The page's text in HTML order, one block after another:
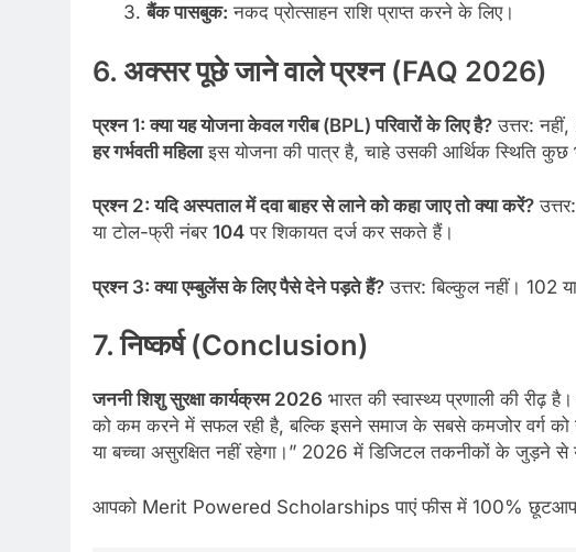
बैंक पासबुक: नकद प्रोत्साहन राशि प्राप्त करने के लिए।
6. अक्सर पूछे जाने वाले प्रश्न (FAQ 2026)
प्रश्न 1: क्या यह योजना केवल गरीब (BPL) परिवारों के लिए है? उत्तर:
हर गर्भवती महिलाइस योजना की पात्र है, चाहे उसकी आर्थिक स्थिति कुछ
प्रश्न 2: यदि अस्पताल में दवा बाहर से लाने को कहा जाए तो क्या करें?
या टोल-फ्री नंबर 104 पर शिकायत दर्ज कर सकते हैं।
प्रश्न 3: क्या एम्बुलेंस के लिए पैसे देने पड़ते हैं? उत्तर: बिल्कुल नहीं। 102
7. निष्कर्ष (Conclusion)
जननी शिशु सुरक्षा कार्यक्रम 2026 भारत की स्वास्थ्य प्रणाली की
को कम करने में सफल रही है, बल्कि इसने समाज के सबसे कमजोर वर्ग को
या बच्चा असुरक्षित नहीं रहेगा।” 2026 में डिजिटल तकनीकों के जुड़ने से
आपको Merit Powered Scholarships पाएं फीस में 100%